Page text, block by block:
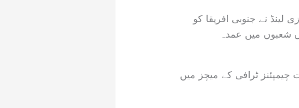
نے جنوبی افریقا کو
شعبوں میں عمدہ
گی۔ بھارت چیمپئنز ٹرافی کے میچز میں